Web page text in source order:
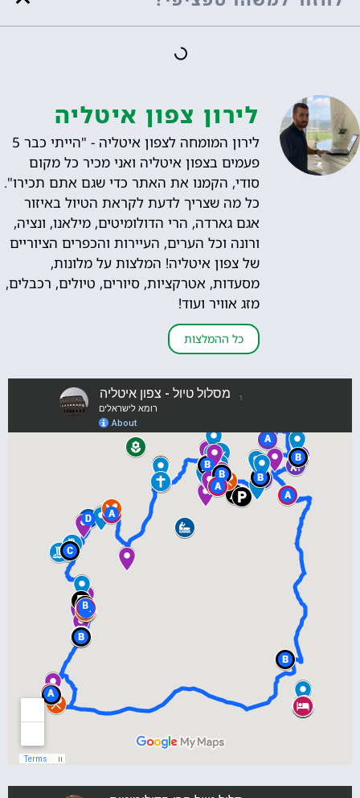
לירון צפון איטליה
לירון המומחה לצפון איטליה - "הייתי כבר 5
פעמים בצפון איטליה ואני מכיר כל מקום
סודי, הקמנו את האתר כדי שגם אתם תכירו".
כל מה שצריך לדעת לקראת הטיול באיזור
אגם גארדה, הרי הדולומיטים, מילאנו, ונציה,
ורונה וכל הערים, העיירות והכפרים הציוריים
של צפון איטליה! המלצות על מלונות,
מסעדות, אטרקציות, סיורים, טיולים, רכבלים,
מזג אוויר ועוד!
כל ההמלצות